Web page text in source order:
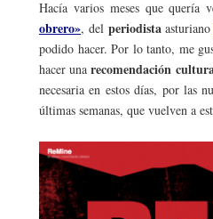
Hacía varios meses que quería
obrero», del periodista
podido hacer. Por lo tanto, me
hacer unarecomendación
necesaria en estos días, por las
últimas semanas, que vuelven a